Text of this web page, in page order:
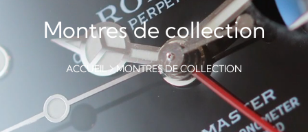
Montres de collection
ACCUEIL MONTRES DE COLLECTION